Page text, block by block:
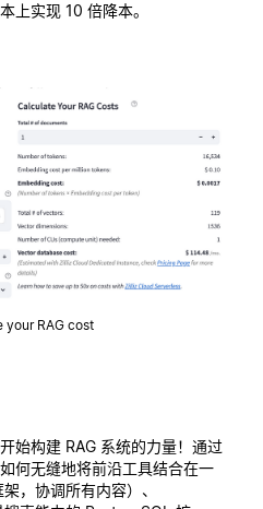
上实现 10 倍降本。
your RAG cost
构建 RAG 系统的力量！通过
何无缝地将前沿工具结合在一
架，协调所有内容）、